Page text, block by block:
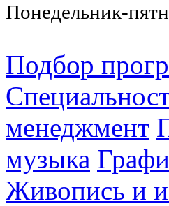
Понедельник-
Подбор
менеджмент
музыка
Живопись и